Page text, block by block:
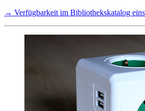
→ Verfügbarkeit im Bibliothekskatalog